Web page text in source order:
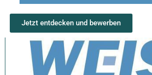
Jetzt entdecken und bewerben